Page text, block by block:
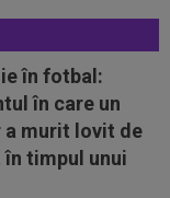
în fotbal:
în care un
a murit lovit de
timpul unui
Vinicius
cel mai